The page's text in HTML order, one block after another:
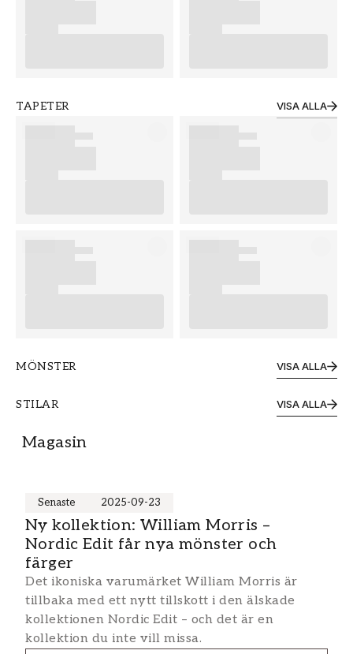
TAPETER VISA ALLA
MÖNSTER VISA ALLA
Blad- och
STILAR VISA ALLA
Vintage-tapeter
Magasin
Senaste 2025-09-23
Ny kollektion: William Morris –
Nordic Edit får nya mönster och
färger
Det ikoniska varumärket William Morris är
tillbaka med ett nytt tillskott i den älskade
kollektionen Nordic Edit – och det är en
kollektion du inte vill missa.